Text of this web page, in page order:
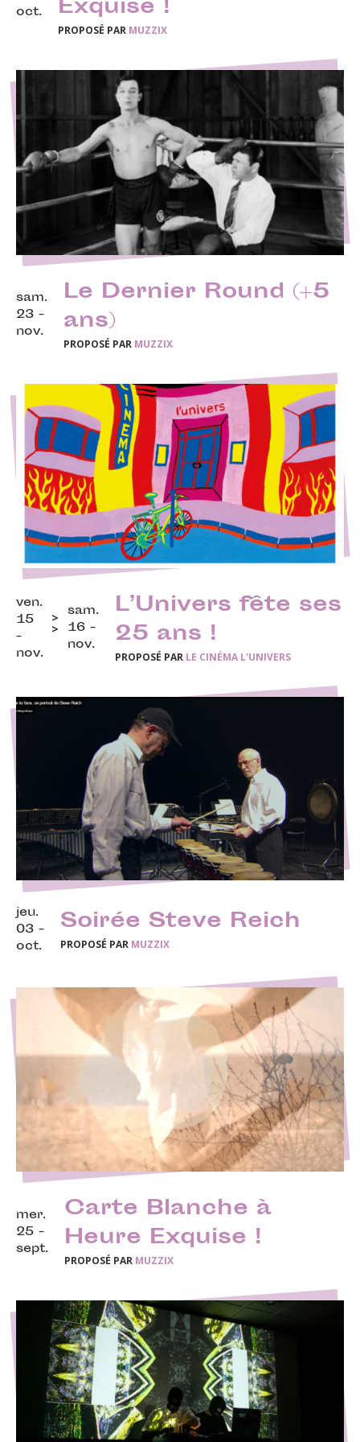
oct.
Exquise !
PROPOSÉ PAR MUZZIX
sam.
23 -
nov.
Le Dernier Round (+5
ans)
PROPOSÉ PAR MUZZIX
ven.
15
-
nov.
sam.
16 -
nov.
L’Univers fête ses
25 ans !
PROPOSÉ PAR LE CINÉMA L'UNIVERS
jeu.
03 -
oct.
Soirée Steve Reich
PROPOSÉ PAR MUZZIX
mer.
25 -
sept.
Carte Blanche à
Heure Exquise !
PROPOSÉ PAR MUZZIX